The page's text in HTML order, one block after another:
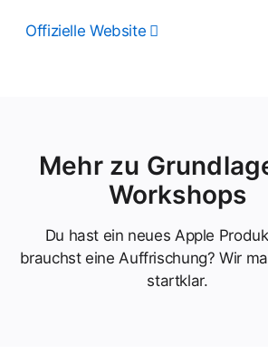
Offizielle Website
Mehr zu
Workshops
Du hast ein neues Apple
brauchst eine Auffrischung? Wir
startklar.